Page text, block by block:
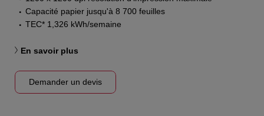
Capacité papier jusqu'à 8 700 feuilles
TEC* 1,326 kWh/semaine
En savoir plus
Demander un devis